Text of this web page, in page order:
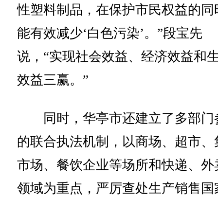
性塑料制品，在保护市民权益的同
能有效减少‘白色污染’。”段宝先
说，“实现社会效益、经济效益和
效益三赢。”
同时，华亭市还建立了多部门
的联合执法机制，以商场、超市、
市场、餐饮企业等场所和快递、外
领域为重点，严厉查处生产销售国